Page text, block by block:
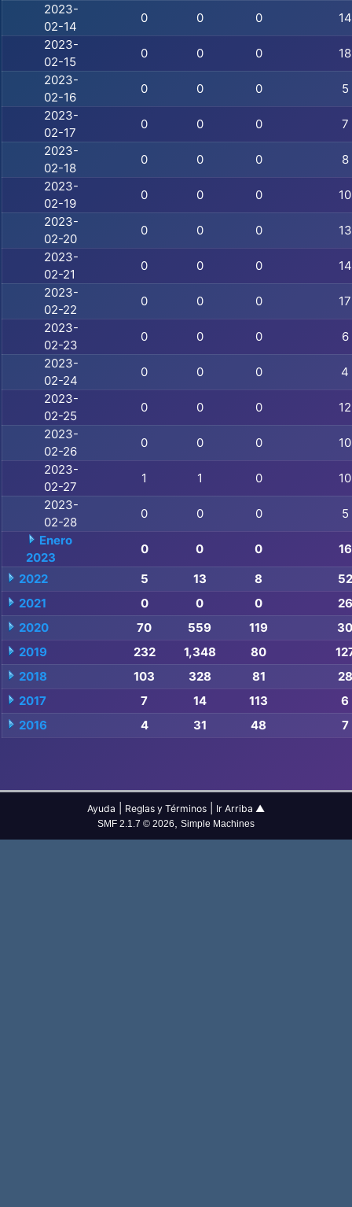
2023-
02-14
0 0 0
14
2023-
02-15
0 0 0
18
2023-
02-16
0 0 0
5
2023-
02-17
0 0 0
7
2023-
02-18
0 0 0
8
2023-
02-19
0 0 0
10
2023-
02-20
0 0 0
13
2023-
02-21
0 0 0
14
2023-
02-22
0 0 0
17
2023-
02-23
0 0 0
6
2023-
02-24
0 0 0
4
2023-
02-25
0 0 0
12
2023-
02-26
0 0 0
10
2023-
02-27
1 1 0
10
2023-
02-28
0 0 0
5
Enero
2023
0 0 0
16
2022
5 13 8
52
2021
0 0 0
26
2020
70 559 119
30
2019
232 1,348 80
2018
103 328 81
28
2017
7 14 113
6
2016
4 31 48 7
Ayuda Reglas y Términos Ir Arriba ▲
SMF 2.1.7 © 2026 Simple Machines